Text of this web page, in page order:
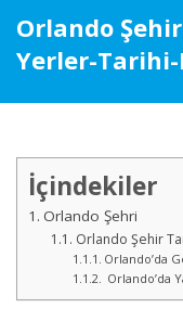
Orlando
Yerler-
İçindekiler
Orlando Şehri
Orlando Şehir
Orlando’da
Orlando’da